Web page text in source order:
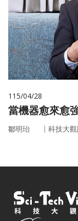
115/04/28
當機器愈來愈
鄒明珆 ｜ 科技大